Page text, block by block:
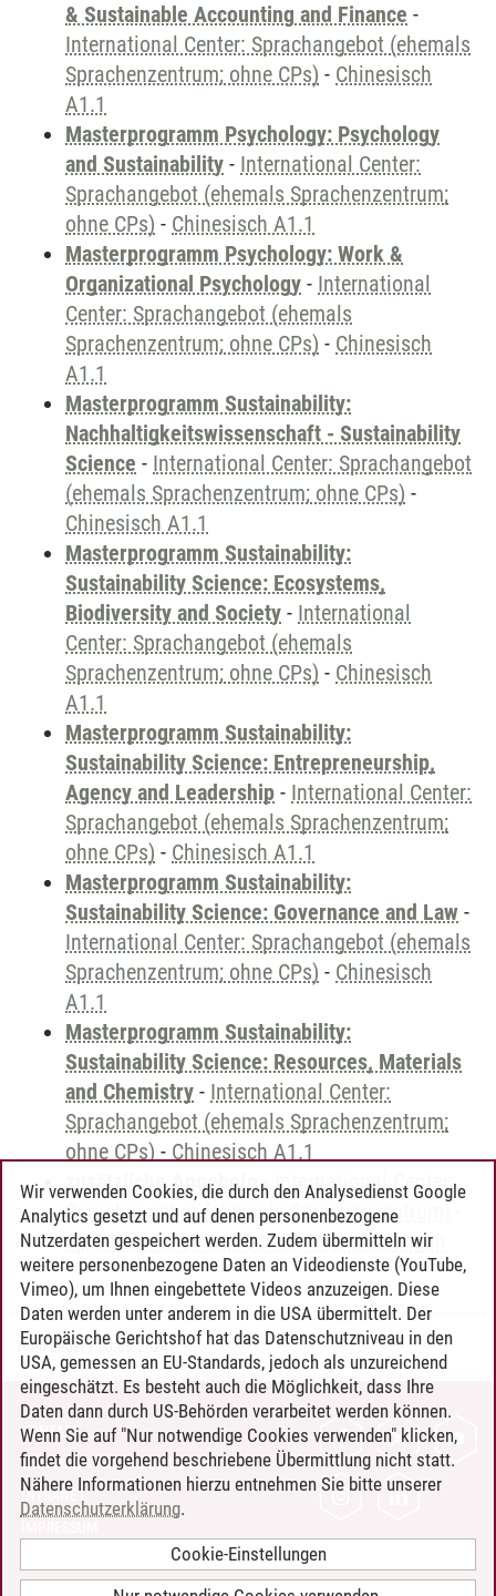
& Sustainable Accounting and Finance -
International Center: Sprachangebot (ehemals
Sprachenzentrum; ohne CPs) - Chinesisch
A1.1
Masterprogramm Psychology: Psychology
and Sustainability - International Center:
Sprachangebot (ehemals Sprachenzentrum;
ohne CPs) - Chinesisch A1.1
Masterprogramm Psychology: Work &
Organizational Psychology - International
Center: Sprachangebot (ehemals
Sprachenzentrum; ohne CPs) - Chinesisch
A1.1
Masterprogramm Sustainability:
Nachhaltigkeitswissenschaft - Sustainability
Science - International Center: Sprachangebot
(ehemals Sprachenzentrum; ohne CPs) -
Chinesisch A1.1
Masterprogramm Sustainability:
Sustainability Science: Ecosystems,
Biodiversity and Society - International
Center: Sprachangebot (ehemals
Sprachenzentrum; ohne CPs) - Chinesisch
A1.1
Masterprogramm Sustainability:
Sustainability Science: Entrepreneurship,
Agency and Leadership - International Center:
Sprachangebot (ehemals Sprachenzentrum;
ohne CPs) - Chinesisch A1.1
Masterprogramm Sustainability:
Sustainability Science: Governance and Law -
International Center: Sprachangebot (ehemals
Sprachenzentrum; ohne CPs) - Chinesisch
A1.1
Masterprogramm Sustainability:
Sustainability Science: Resources, Materials
and Chemistry - International Center:
Sprachangebot (ehemals Sprachenzentrum;
ohne CPs) - Chinesisch A1.1
zusätzliche Angebote- International Center:
Sprachangebot (ehemals Sprachenzentrum)
Sprachangebot und Sonderveranstaltungen
Timo Leder/30.06.2024
KONTAKT
LEUPHANA ALS ARBEITGEBER
INTRANET
BARRIEREFREIHEIT
Wir verwenden Cookies, die durch den Analysedienst Google
Analytics gesetzt und auf denen personenbezogene
Nutzerdaten gespeichert werden. Zudem übermitteln wir
weitere personenbezogene Daten an Videodienste (YouTube,
Vimeo), um Ihnen eingebettete Videos anzuzeigen. Diese
Daten werden unter anderem in die USA übermittelt. Der
Europäische Gerichtshof hat das Datenschutzniveau in den
USA, gemessen an EU-Standards, jedoch als unzureichend
eingeschätzt. Es besteht auch die Möglichkeit, dass Ihre
Daten dann durch US-Behörden verarbeitet werden können.
Wenn Sie auf "Nur notwendige Cookies verwenden" klicken,
findet die vorgehend beschriebene Übermittlung nicht statt.
Nähere Informationen hierzu entnehmen Sie bitte unserer
Datenschutzerklärung.
Cookie-Einstellungen